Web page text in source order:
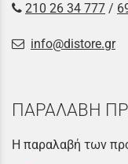
210 26 34 777 /
info@distore.gr
ΠΑΡΑΛΑΒΗ
Η παραλαβή των